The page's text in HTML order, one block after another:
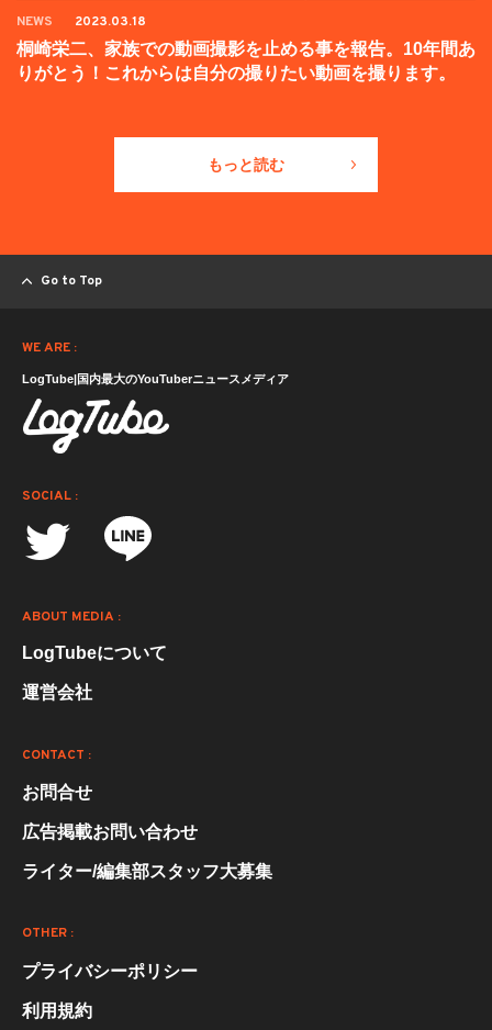
NEWS 2023.03.18
桐崎栄二、家族での動画撮影を止める事を報告。10年間あ
りがとう！これからは自分の撮りたい動画を撮ります。
もっと読む
Go to Top
WE ARE :
LogTube|国内最大のYouTuberニュースメディア
SOCIAL :
ABOUT MEDIA :
LogTubeについて
運営会社
CONTACT :
お問合せ
広告掲載お問い合わせ
ライター/編集部スタッフ大募集
OTHER :
プライバシーポリシー
利用規約